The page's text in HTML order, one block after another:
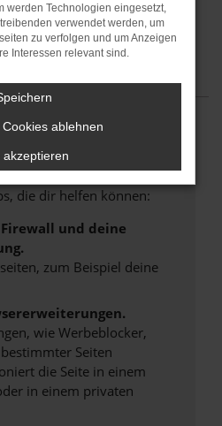
Cottbus
ERROR
aufgetreten.
die dir helfen können:
und deine
zum Beispiel deine
wie Werbeblocker,
Seiten
die Seite in einem
in einem privaten
werden Technologien eingesetzt,
verwendet werden, um
zu verfolgen und um Anzeigen
Interessen relevant sind.
ablehnen
akzeptieren